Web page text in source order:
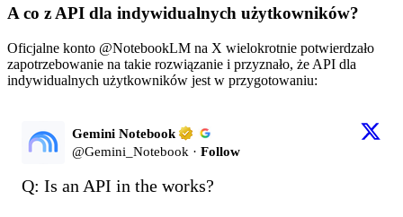
A co z API dla indywidualnych użytkowników?
Oficjalne konto @NotebookLM na X wielokrotnie potwierdzało
zapotrzebowanie na takie rozwiązanie i przyznało, że API dla
indywidualnych użytkowników jest w przygotowaniu:
Gemini Notebook
@Gemini_Notebook · Follow
Q: Is an API in the works?